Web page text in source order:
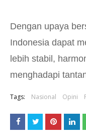
Dengan upaya
Indonesia dapat
lebih stabil,
menghadapi
Tags: Nasional Opini